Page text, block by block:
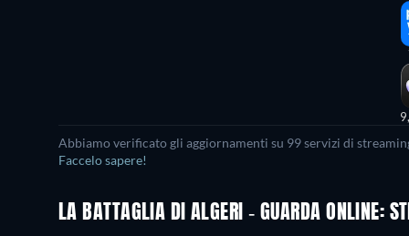
Abbiamo verificato gli aggiornamenti su 99servizi di
Faccelo sapere!
LA BATTAGLIA DI ALGERI - GUARDA ONLINE: